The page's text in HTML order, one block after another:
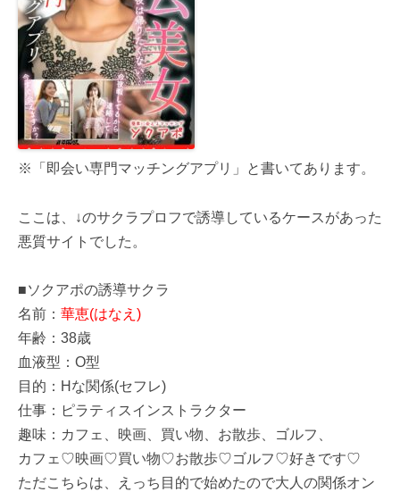
※「即会い専門マッチングアプリ」と書いてあります。
ここは、↓のサクラプロフで誘導しているケースがあった
悪質サイトでした。
■ソクアポの誘導サクラ
名前： 華恵(はなえ)
年齢：38歳
血液型：O型
目的：Hな関係(セフレ)
仕事：ピラティスインストラクター
趣味：カフェ、映画、買い物、お散歩、ゴルフ、
カフェ♡映画♡買い物♡お散歩♡ゴルフ♡好きです♡
ただこちらは、えっち目的で始めたので大人の関係オン